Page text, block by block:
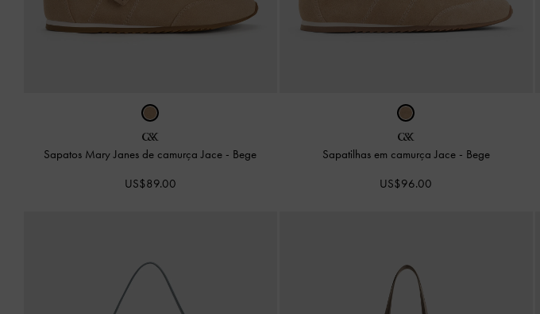
Sapatos Mary Janes de camurça Jace - Bege
US$89.00
Sapatilhas em camurça Jace - Bege
US$96.00